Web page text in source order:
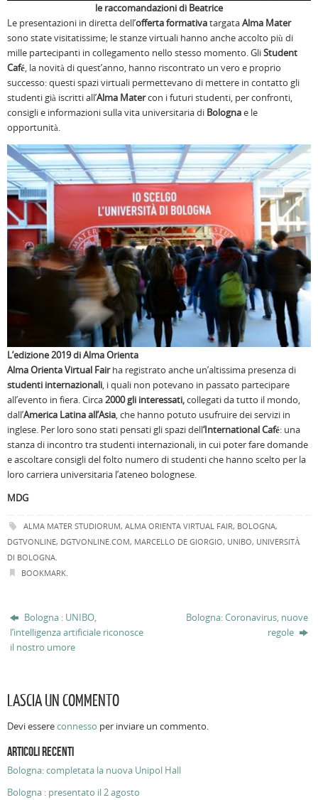
le raccomandazioni di Beatrice
Le presentazioni in diretta dell’offerta formativatargataAlma Mater
sono state visitatissime; le stanze virtuali hanno anche accolto più di
mille partecipanti in collegamento nello stesso momento. GliStudent
Café, la novità di quest’anno, hanno riscontrato un vero e proprio
successo: questi spazi virtuali permettevano di mettere in contatto gli
studenti già iscritti all’Alma Matercon i futuri studenti, per confronti,
consigli e informazioni sulla vita universitaria di Bolognae le
opportunità.
L’edizione 2019 di Alma Orienta
Alma Orienta Virtual Fairha registrato anche un’altissima presenza di
studenti internazionali, i quali non potevano in passato partecipare
all’evento in fiera. Circa2000 gli interessati,collegati da tutto il mondo,
dall’America Latina all’Asia, che hanno potuto usufruire dei servizi in
inglese. Per loro sono stati pensati gli spazi dell‘International Café: una
stanza di incontro tra studenti internazionali, in cui poter fare domande
e ascoltare consigli del folto numero di studenti che hanno scelto per la
loro carriera universitaria l’ateneo bolognese.
MDG
ALMA MATER STUDIORUM, ALMA ORIENTA VIRTUAL FAIR, BOLOGNA,
DGTVONLINE, DGTVONLINE.COM, MARCELLO DE GIORGIO, UNIBO, UNIVERSITÀ
DI BOLOGNA.
BOOKMARK.
Bologna : UNIBO,
l’intelligenza artificiale riconosce
il nostro umore
Bologna: Coronavirus, nuove
regole
LASCIA UN COMMENTO
Devi essereconnesso per inviare un commento.
ARTICOLI RECENTI
Bologna: completata la nuova Unipol Hall
Bologna : presentato il 2 agosto